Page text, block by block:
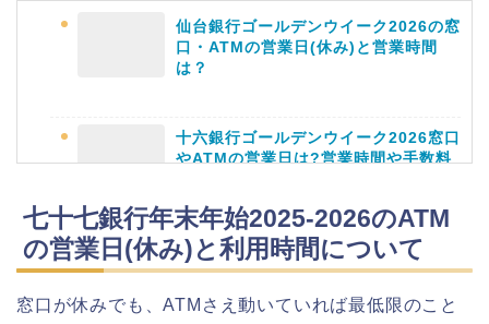
仙台銀行ゴールデンウイーク2026の窓
口・ATMの営業日(休み)と営業時間
は？
十六銀行ゴールデンウイーク2026窓口
やATMの営業日は?営業時間や手数料
業日や休みは?ATM手数料も調査!
七十七銀行年末年始2025‐2026のATM
の営業日(休み)と利用時間について
窓口が休みでも、ATMさえ動いていれば最低限のこと